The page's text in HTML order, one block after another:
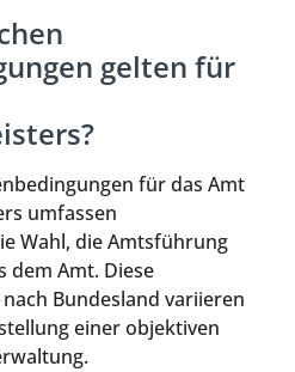
gelten für
für das Amt
umfassen
Wahl, die Amtsführung
dem Amt. Diese
Bundesland variieren
einer objektiven